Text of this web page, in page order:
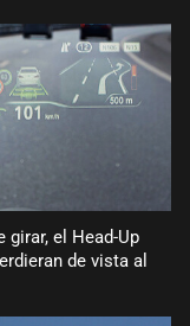
el Head-Up
de vista al